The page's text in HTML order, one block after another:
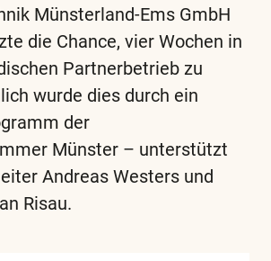
Münsterland-Ems GmbH
die Chance, vier Wochen in
Partnerbetrieb zu
wurde dies durch ein
der
Münster – unterstützt
Andreas Westers und
Risau.